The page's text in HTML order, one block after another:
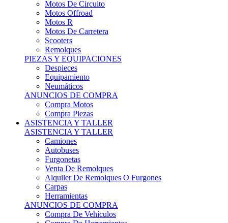
Motos R
Motos De Carretera
Scooters
Remolques
PIEZAS Y EQUIPACIONES
Despieces
Equipamiento
Neumáticos
ANUNCIOS DE COMPRA
Compra Motos
Compra Piezas
ASISTENCIA Y TALLER
ASISTENCIA Y TALLER
Camiones
Autobuses
Furgonetas
Venta De Remolques
Alquiler De Remolques O Furgones
Carpas
Herramientas
ANUNCIOS DE COMPRA
Compra De Vehículos
Compra De Herramientas